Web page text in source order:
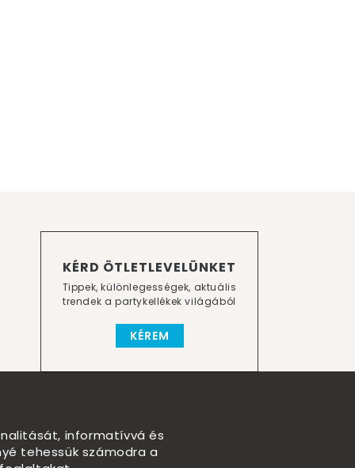
KÉRD ÖTLETLEVELÜNKET
Tippek, különlegességek, aktuális
trendek a partykellékek világából
KÉREM
informatívvá és
tehessük számodra a